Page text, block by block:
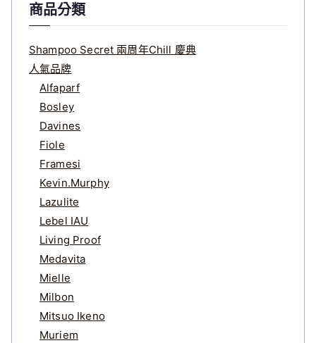
商品分類
Shampoo Secret 兩周年Chill 慶典
人氣品牌
Alfaparf
Bosley
Davines
Fiole
Framesi
Kevin.Murphy
Lazulite
Lebel IAU
Living Proof
Medavita
Mielle
Milbon
Mitsuo Ikeno
Muriem